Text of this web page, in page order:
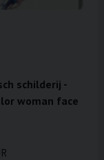
schilderij -
woman face